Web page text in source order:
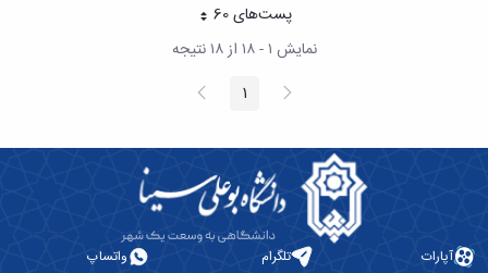
پست‌‌های 60هر صفحه
نمایش ۱ - ۱۸ از ۱۸ نتیجه
پیغام
قبلی صفحه1 صفحه
بعد
آپارات تلگرام واتساپ